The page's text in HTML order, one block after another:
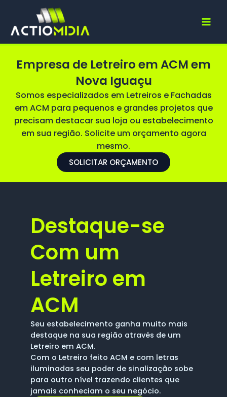
Empresa de Letreiro em ACM em
Nova Iguaçu
Somos especializados em Letreiros e Fachadas
em ACM para pequenos e grandes projetos que
precisam destacar sua loja ou estabelecimento
em sua região. Solicite um orçamento agora
mesmo.
SOLICITAR ORÇAMENTO
Destaque-se
Com um
Letreiro em
ACM
Seu estabelecimento ganha muito mais
destaque na sua região através de um
Letreiro em ACM.
Com o Letreiro feito ACM e com letras
iluminadas seu poder de sinalização sobe
para outro nível trazendo clientes que
jamais conheciam o seu negócio.